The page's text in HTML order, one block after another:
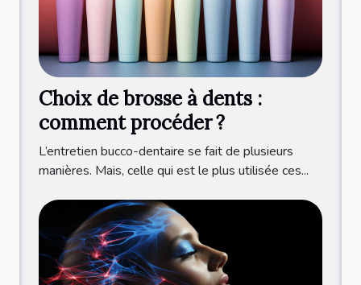
Choix de brosse à dents :
comment procéder ?
L’entretien bucco-dentaire se fait de plusieurs
manières. Mais, celle qui est le plus utilisée ces...